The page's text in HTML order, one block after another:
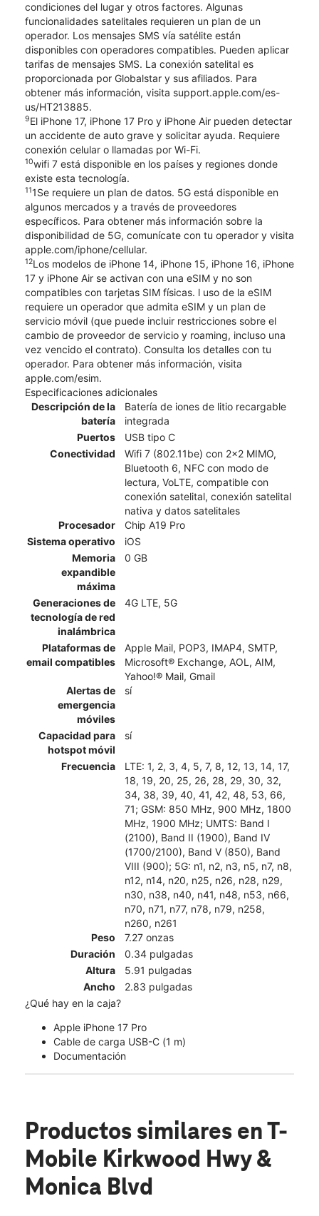
condiciones del lugar y otros factores. Algunas
funcionalidades satelitales requieren un plan de un
operador. Los mensajes SMS vía satélite están
disponibles con operadores compatibles. Pueden aplicar
tarifas de mensajes SMS. La conexión satelital es
proporcionada por Globalstar y sus afiliados. Para
obtener más información, visita support.apple.com/es-
us/HT213885.
9El iPhone 17, iPhone 17 Pro y iPhone Air pueden detectar
un accidente de auto grave y solicitar ayuda. Requiere
conexión celular o llamadas por Wi-Fi.
10wifi 7 está disponible en los países y regiones donde
existe esta tecnología.
111Se requiere un plan de datos. 5G está disponible en
algunos mercados y a través de proveedores
específicos. Para obtener más información sobre la
disponibilidad de 5G, comunícate con tu operador y visita
apple.com/iphone/cellular.
12Los modelos de iPhone 14, iPhone 15, iPhone 16, iPhone
17 y iPhone Air se activan con una eSIM y no son
compatibles con tarjetas SIM físicas. l uso de la eSIM
requiere un operador que admita eSIM y un plan de
servicio móvil (que puede incluir restricciones sobre el
cambio de proveedor de servicio y roaming, incluso una
vez vencido el contrato). Consulta los detalles con tu
operador. Para obtener más información, visita
apple.com/esim.
Especificaciones adicionales
Descripción de la
batería
Batería de iones de litio recargable
integrada
Puertos
USB tipo C
Conectividad
Wifi 7 (802.11be) con 2x2 MIMO,
Bluetooth 6, NFC con modo de
lectura, VoLTE, compatible con
conexión satelital, conexión satelital
nativa y datos satelitales
Procesador
Chip A19 Pro
Sistema operativo
iOS
Memoria
expandible
máxima
0 GB
Generaciones de
tecnología de red
inalámbrica
4G LTE, 5G
Plataformas de
email compatibles
Apple Mail, POP3, IMAP4, SMTP,
Microsoft® Exchange, AOL, AIM,
Yahoo!® Mail, Gmail
Alertas de
emergencia
móviles
sí
Capacidad para
hotspot móvil
sí
Frecuencia
LTE: 1, 2, 3, 4, 5, 7, 8, 12, 13, 14, 17,
18, 19, 20, 25, 26, 28, 29, 30, 32,
34, 38, 39, 40, 41, 42, 48, 53, 66,
71; GSM: 850 MHz, 900 MHz, 1800
MHz, 1900 MHz; UMTS: Band I
(2100), Band II (1900), Band IV
(1700/2100), Band V (850), Band
VIII (900); 5G: n1, n2, n3, n5, n7, n8,
n12, n14, n20, n25, n26, n28, n29,
n30, n38, n40, n41, n48, n53, n66,
n70, n71, n77, n78, n79, n258,
n260, n261
Peso
7.27 onzas
Duración
0.34 pulgadas
Altura
5.91 pulgadas
Ancho
2.83 pulgadas
¿Qué hay en la caja?
Apple iPhone 17 Pro
Cable de carga USB-C (1 m)
Documentación
Productos similares en T-
Mobile Kirkwood Hwy &
Monica Blvd